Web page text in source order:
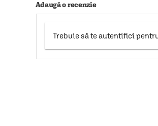
Adaugă o recenzie
Trebuie să te autentifici